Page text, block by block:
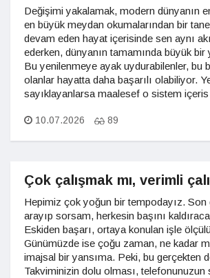
Değişimi yakalamak, modern dünyanın
en büyük meydan okumalarından bir
devam eden hayat içerisinde sen aynı
ederken, dünyanın tamamında büyük bir
Bu yenilenmeye ayak uydurabilenler, bu
olanlar hayatta daha başarılı olabiliyor.
sayıklayanlarsa maalesef o sistem içeris
10.07.2026 89
Çok çalışmak mı, verimli
Hepimiz çok yoğun bir tempodayız. Son
arayıp sorsam, herkesin başını
Eskiden başarı, ortaya konulan işle
Günümüzde ise çoğu zaman, ne kadar
imajsal bir yansıma. Peki, bu gerçekten
Takviminizin dolu olması, telefonunuzun